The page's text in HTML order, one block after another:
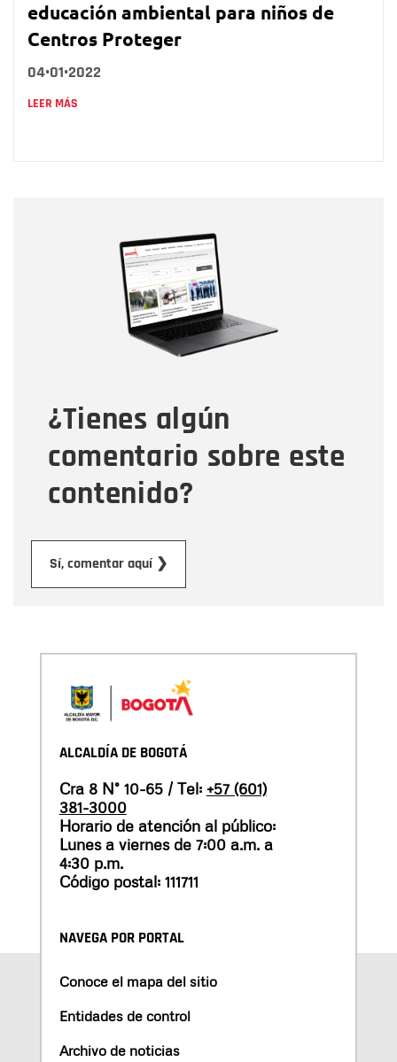
educación ambiental para niños de
Centros Proteger
04•01•2022
LEER MÁS
¿Tienes algún
comentario sobre este
contenido?
Sí, comentar aquí ❯
Correo electrónico
Tipo de comentario
Mensaje
ALCALDÍA DE BOGOTÁ
Cra 8 N° 10-65 / Tel: +57 (601)
381-3000
Horario de atención al público:
Lunes a viernes de 7:00 a.m. a
4:30 p.m.
Código postal: 111711
NAVEGA POR PORTAL
Conoce el mapa del sitio
Entidades de control
Archivo de noticias